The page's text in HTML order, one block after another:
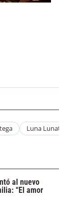
Luna Lunati
al nuevo
“El amor